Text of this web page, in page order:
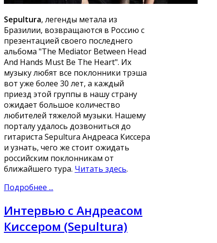
Sepultura, легенды метала из
Бразилии, возвращаются в Россию с
презентацией своего последнего
альбома "The Mediator Between Head
And Hands Must Be The Heart". Их
музыку любят все поклонники трэша
вот уже более 30 лет, а каждый
приезд этой группы в нашу страну
ожидает большое количество
любителей тяжелой музыки. Нашему
порталу удалось дозвониться до
гитариста Sepultura Андреаса Киссера
и узнать, чего же стоит ожидать
российским поклонникам от
ближайшего тура. Читать здесь.
Подробнее ...
Интервью с Андреасом
Киссером (Sepultura)